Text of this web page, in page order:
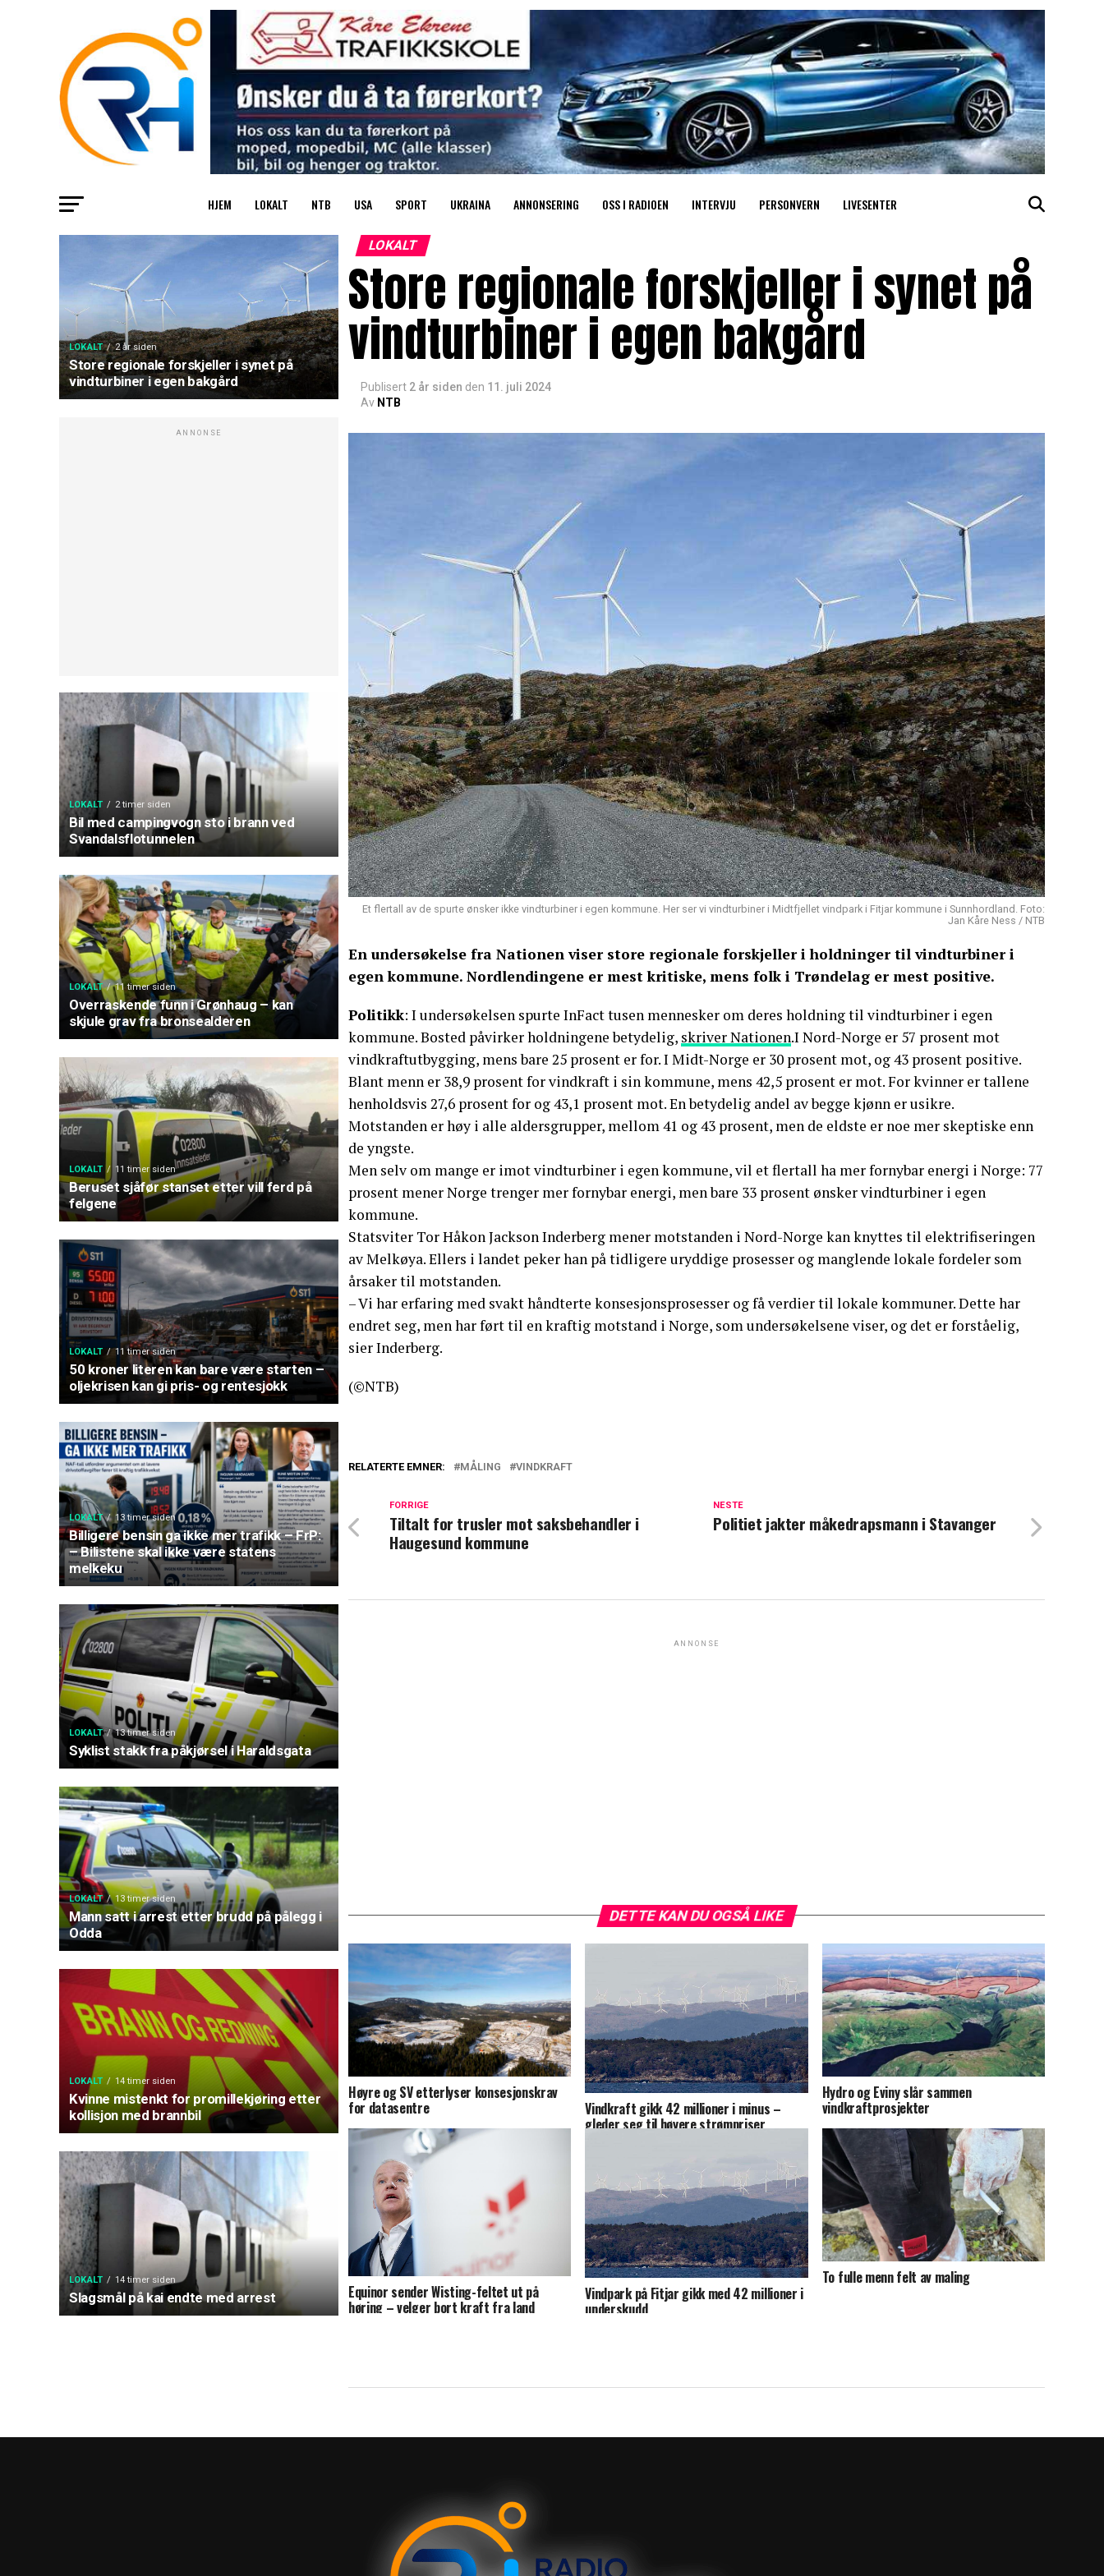
HJEM LOKALT NTB USA SPORT UKRAINA ANNONSERING OSS I RADIOEN INTERVJU PERSONVERN LIVESENTER
LOKALT 2 år siden
Store regionale forskjeller i synet på
vindturbiner i egen bakgård
ANNONSE
LOKALT 2 timer siden
Bil med campingvogn sto i brann ved
Svandalsflotunnelen
LOKALT 11 timer siden
Overraskende funn i Grønhaug – kan
skjule grav fra bronsealderen
LOKALT 11 timer siden
Beruset sjåfør stanset etter vill ferd på
felgene
LOKALT 11 timer siden
50 kroner literen kan bare være starten –
oljekrisen kan gi pris- og rentesjokk
LOKALT 13 timer siden
Billigere bensin ga ikke mer trafikk – FrP:
– Bilistene skal ikke være statens
melkeku
LOKALT 13 timer siden
Syklist stakk fra påkjørsel i Haraldsgata
LOKALT 13 timer siden
Mann satt i arrest etter brudd på pålegg i
Odda
LOKALT 14 timer siden
Kvinne mistenkt for promillekjøring etter
kollisjon med brannbil
LOKALT 14 timer siden
Slagsmål på kai endte med arrest
LOKALT
Store regionale forskjeller i synet på
vindturbiner i egen bakgård
Publisert 2 år siden den 11. juli 2024
Av NTB
Et flertall av de spurte ønsker ikke vindturbiner i egen kommune. Her ser vi vindturbiner i Midtfjellet vindpark i Fitjar kommune i Sunnhordland. Foto:
Jan Kåre Ness / NTB
En undersøkelse fra Nationen viser store regionale forskjeller i holdninger til vindturbiner i
egen kommune. Nordlendingene er mest kritiske, mens folk i Trøndelag er mest positive.
Politikk: I undersøkelsen spurte InFact tusen mennesker om deres holdning til vindturbiner i egen
kommune. Bosted påvirker holdningene betydelig, skriver Nationen.I Nord-Norge er 57 prosent mot
vindkraftutbygging, mens bare 25 prosent er for. I Midt-Norge er 30 prosent mot, og 43 prosent positive.
Blant menn er 38,9 prosent for vindkraft i sin kommune, mens 42,5 prosent er mot. For kvinner er tallene
henholdsvis 27,6 prosent for og 43,1 prosent mot. En betydelig andel av begge kjønn er usikre.
Motstanden er høy i alle aldersgrupper, mellom 41 og 43 prosent, men de eldste er noe mer skeptiske enn
de yngste.
Men selv om mange er imot vindturbiner i egen kommune, vil et flertall ha mer fornybar energi i Norge: 77
prosent mener Norge trenger mer fornybar energi, men bare 33 prosent ønsker vindturbiner i egen
kommune.
Statsviter Tor Håkon Jackson Inderberg mener motstanden i Nord-Norge kan knyttes til elektrifiseringen
av Melkøya. Ellers i landet peker han på tidligere uryddige prosesser og manglende lokale fordeler som
årsaker til motstanden.
– Vi har erfaring med svakt håndterte konsesjonsprosesser og få verdier til lokale kommuner. Dette har
endret seg, men har ført til en kraftig motstand i Norge, som undersøkelsene viser, og det er forståelig,
sier Inderberg.
(©NTB)
RELATERTE EMNER: MÅLING VINDKRAFT
NESTE
Politiet jakter måkedrapsmann i Stavanger
FORRIGE
Tiltalt for trusler mot saksbehandler i
Haugesund kommune
ANNONSE
DETTE KAN DU OGSÅ LIKE
Høyre og SV etterlyser konsesjonskrav
for datasentre Vindkraft gikk 42 millioner i minus –
gleder seg til høyere strømpriser
Hydro og Eviny slår sammen
vindkraftprosjekter
Equinor sender Wisting-feltet ut på
høring – velger bort kraft fra land
Vindpark på Fitjar gikk med 42 millioner i
underskudd
To fulle menn felt av maling